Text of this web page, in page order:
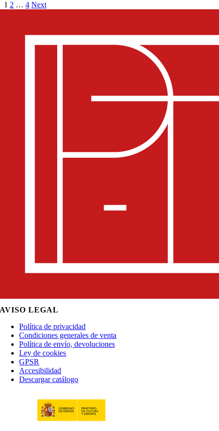
1 2 … 4 Next
AVISO LEGAL
Política de privacidad
Condiciones generales de venta
Política de envío, devoluciones
Ley de cookies
GPSR
Accesibilidad
Descargar catálogo